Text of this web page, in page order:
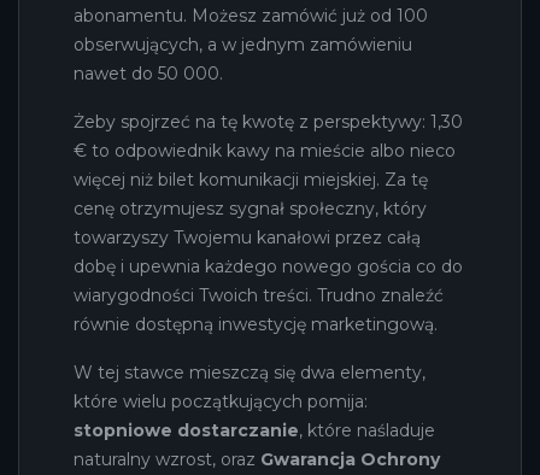
abonamentu. Możesz zamówić już od 100
obserwujących, a w jednym zamówieniu
nawet do 50 000.
Żeby spojrzeć na tę kwotę z perspektywy: 1,30
€ to odpowiednik kawy na mieście albo nieco
więcej niż bilet komunikacji miejskiej. Za tę
cenę otrzymujesz sygnał społeczny, który
towarzyszy Twojemu kanałowi przez całą
dobę i upewnia każdego nowego gościa co do
wiarygodności Twoich treści. Trudno znaleźć
równie dostępną inwestycję marketingową.
W tej stawce mieszczą się dwa elementy,
które wielu początkujących pomija:
stopniowe dostarczanie, które naśladuje
naturalny wzrost, oraz Gwarancja Ochrony